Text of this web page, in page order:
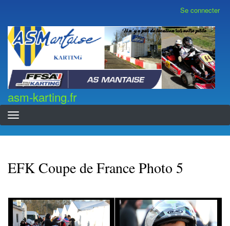
contenu
principal
compte
de
l'utilisateur
Se connecter
asm-karting.fr
asm-karting.fr
EFK Coupe de France Photo 5